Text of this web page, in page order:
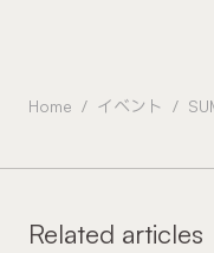
Home イベント
Related articles